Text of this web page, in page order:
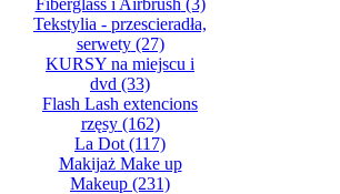
Fiberglass i Airbrush (3)
Tekstylia - przescieradła,
serwety(27)
KURSY na miejscu i
dvd (33)
Flash Lash extencions
rzęsy(162)
La Dot (117)
Makijaż Make up
Makeup (231)